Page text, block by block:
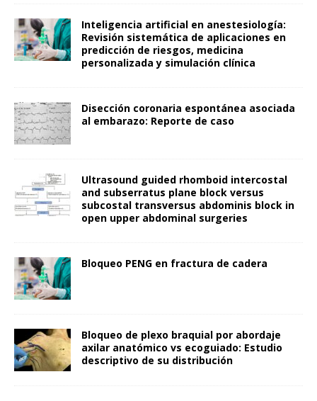
Inteligencia artificial en anestesiología:
Revisión sistemática de aplicaciones en
predicción de riesgos, medicina
personalizada y simulación clínica
Disección coronaria espontánea asociada
al embarazo: Reporte de caso
Ultrasound guided rhomboid intercostal
and subserratus plane block versus
subcostal transversus abdominis block in
open upper abdominal surgeries
Bloqueo PENG en fractura de cadera
Bloqueo de plexo braquial por abordaje
axilar anatómico vs ecoguiado: Estudio
descriptivo de su distribución